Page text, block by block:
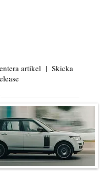
artikel | Skicka